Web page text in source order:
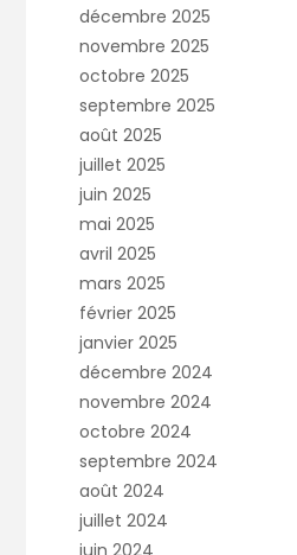
décembre 2025
novembre 2025
octobre 2025
septembre 2025
août 2025
juillet 2025
juin 2025
mai 2025
avril 2025
mars 2025
février 2025
janvier 2025
décembre 2024
novembre 2024
octobre 2024
septembre 2024
août 2024
juillet 2024
juin 2024